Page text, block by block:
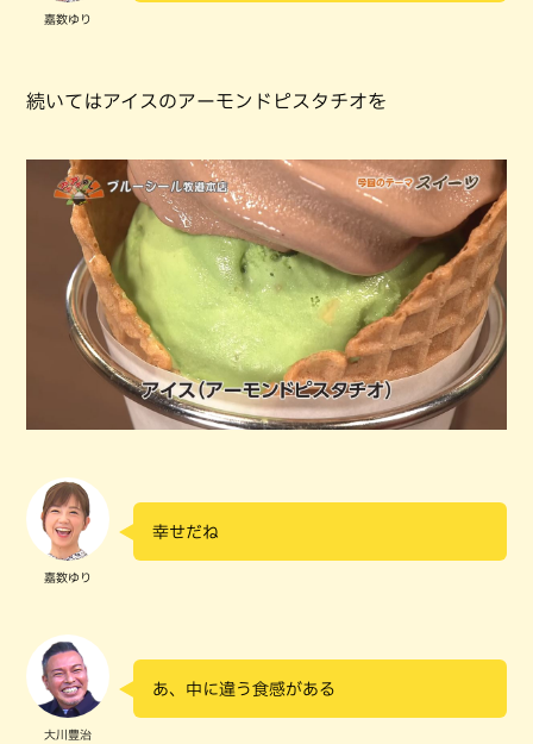
嘉数ゆり
続いてはアイスのアーモンドピスタチオを
嘉数ゆり
幸せだね
大川豊治
あ、中に違う食感がある